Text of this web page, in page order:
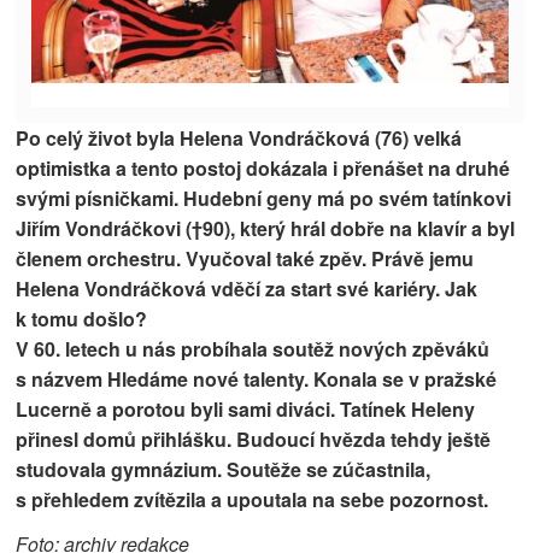
Po celý život byla Helena Vondráčková (76) velká
optimistka a tento postoj dokázala i přenášet na druhé
svými písničkami. Hudební geny má po svém tatínkovi
Jiřím Vondráčkovi (†90), který hrál dobře na klavír a byl
členem orchestru. Vyučoval také zpěv. Právě jemu
Helena Vondráčková vděčí za start své kariéry. Jak
k tomu došlo?
V 60. letech u nás probíhala soutěž nových zpěváků
s názvem Hledáme nové talenty. Konala se v pražské
Lucerně a porotou byli sami diváci. Tatínek Heleny
přinesl domů přihlášku. Budoucí hvězda tehdy ještě
studovala gymnázium. Soutěže se zúčastnila,
s přehledem zvítězila a upoutala na sebe pozornost.
Foto: archiv redakce